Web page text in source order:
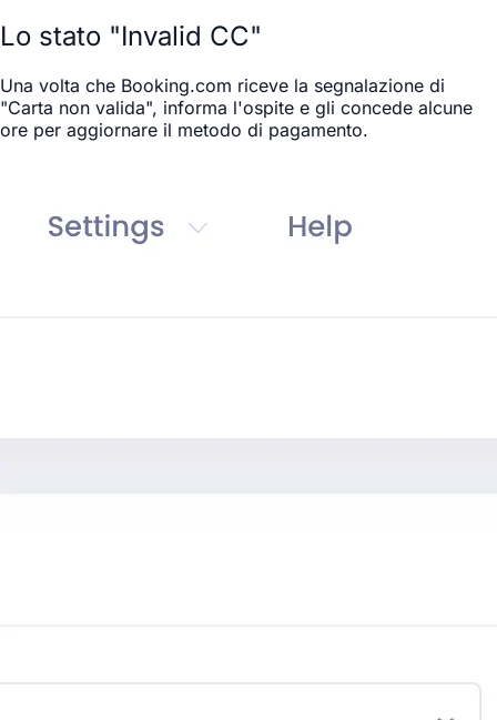
Lo stato "Invalid CC"
Una volta che Booking.com riceve la segnalazione di
"Carta non valida", informa l'ospite e gli concede alcune
ore per aggiornare il metodo di pagamento.